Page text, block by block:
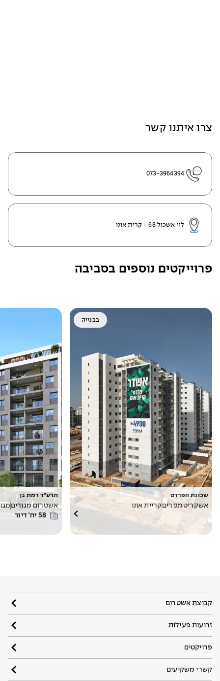
צרו איתנו קשר
073-3964394
לוי אשכול 68 - קרית אונו
פרוייקטים נוספים בסביבה
בבנייה
שכונת הפרדס
אשקריט מגוריםקריית אונו
תרע"ד רמת גן
אשטרום מגורים
58 יח׳ דיור
קבוצת אשטרום
זרועות פעילות
פרויקטים
קשרי משקיעים